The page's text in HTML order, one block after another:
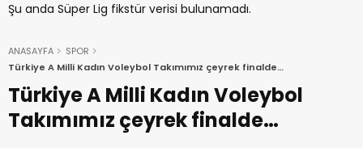
Şu anda Süper Lig fikstür verisi bulunamadı.
ANASAYFA
SPOR
Türkiye A Milli Kadın Voleybol Takımımız çeyrek finalde…
Türkiye A Milli Kadın Voleybol
Takımımız çeyrek finalde…